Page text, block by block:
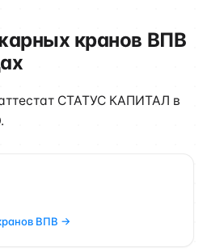
кранов ВПВ
СТАТУС КАПИТАЛ в
ВПВ →